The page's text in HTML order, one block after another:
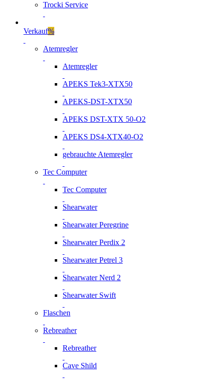
Trocki Service
Verkauf%
Atemregler
Atemregler
APEKS Tek3-XTX50
APEKS-DST-XTX50
APEKS DST-XTX 50-O2
APEKS DS4-XTX40-O2
gebrauchte Atemregler
Tec Computer
Tec Computer
Shearwater
Shearwater Peregrine
Shearwater Perdix 2
Shearwater Petrel 3
Shearwater Nerd 2
Shearwater Swift
Flaschen
Rebreather
Rebreather
Cave Shild